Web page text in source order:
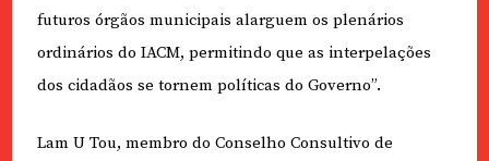
futuros órgãos municipais alarguem os plenários
ordinários do IACM, permitindo que as interpelações
dos cidadãos se tornem políticas do Governo”.
Lam U Tou, membro do Conselho Consultivo de